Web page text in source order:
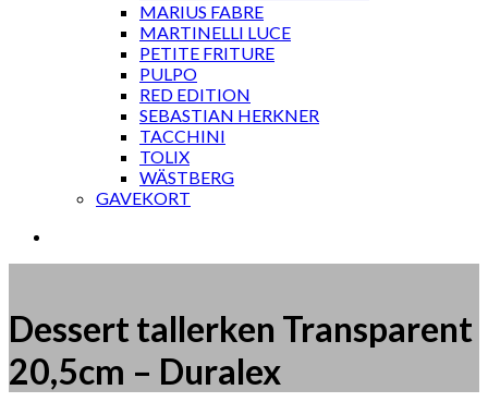
MARIUS FABRE
MARTINELLI LUCE
PETITE FRITURE
PULPO
RED EDITION
SEBASTIAN HERKNER
TACCHINI
TOLIX
WÄSTBERG
GAVEKORT
Dessert tallerken Transparent
20,5cm – Duralex